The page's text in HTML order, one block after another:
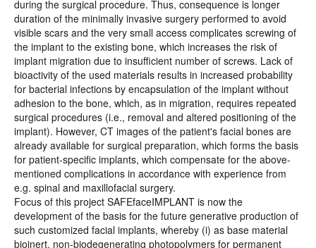
during the surgical procedure. Thus, consequence is longer
duration of the minimally invasive surgery performed to avoid
visible scars and the very small access complicates screwing of
the implant to the existing bone, which increases the risk of
implant migration due to insufficient number of screws. Lack of
bioactivity of the used materials results in increased probability
for bacterial infections by encapsulation of the implant without
adhesion to the bone, which, as in migration, requires repeated
surgical procedures (i.e., removal and altered positioning of the
implant). However, CT images of the patient's facial bones are
already available for surgical preparation, which forms the basis
for patient-specific implants, which compensate for the above-
mentioned complications in accordance with experience from
e.g. spinal and maxillofacial surgery.
Focus of this project SAFEfaceIMPLANT is now the
development of the basis for the future generative production of
such customized facial implants, whereby (i) as base material
bioinert, non-biodegenerating photopolymers for permanent